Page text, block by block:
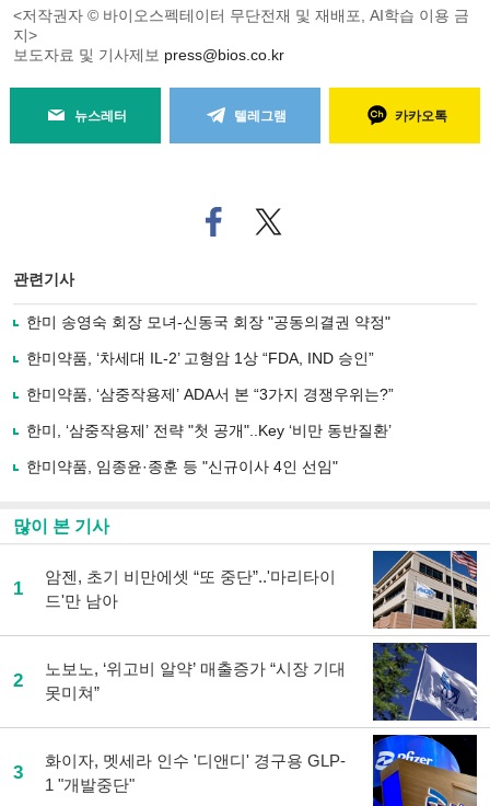
<저작권자 © 바이오스펙테이터 무단전재 및 재배포, AI학습 이용 금
지>
보도자료 및 기사제보 press@bios.co.kr
뉴스레터 텔레그램 카카오톡
페
이
로
기
사
유
기
트위
터로
관련기사
한미 송영숙 회장 모녀-신동국 회장 "공동의결권 약정"
한미약품, ‘차세대 IL-2’ 고형암 1상 “FDA, IND 승인”
한미약품, ‘삼중작용제’ ADA서 본 “3가지 경쟁우위는?”
한미, ‘삼중작용제’ 전략 "첫 공개"..Key ‘비만 동반질환’
한미약품, 임종윤·종훈 등 "신규이사 4인 선임"
많이 본 기사
1
암젠, 초기 비만에셋 “또 중단”..'마리타이
드'만 남아
2
노보노, ‘위고비 알약’ 매출증가 “시장 기대
못미쳐”
3
화이자, 멧세라 인수 '디앤디' 경구용 GLP-
1 "개발중단"